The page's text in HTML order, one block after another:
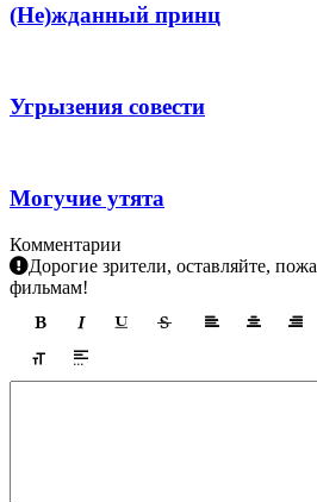
(Не)жданный принц
Угрызения совести
Могучие утята
Комментарии
Дорогие зрители, оставляйте,
фильмам!